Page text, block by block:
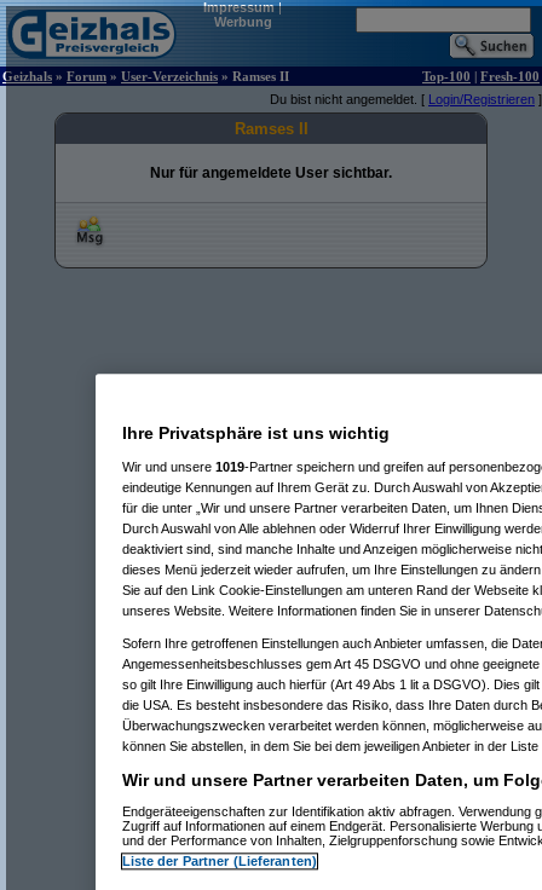
Impressum|
Werbung
Geizhals » Forum » User-Verzeichnis » Ramses II Top-100 | Fresh-100
Du bist nicht angemeldet. [ Login/Registrieren ]
Ramses II
Nur für angemeldete User sichtbar.
Ihre Privatsphäre ist uns wichtig
Wir und unsere 1019-Partner speichern und greifen auf
eindeutige Kennungen auf Ihrem Gerät zu. Durch Auswahl von
für die unter „Wir und unsere Partner verarbeiten Daten, um Ihnen
Durch Auswahl von Alle ablehnen oder Widerruf Ihrer Einwilligung
deaktiviert sind, sind manche Inhalte und Anzeigen möglicherweise
dieses Menü jederzeit wieder aufrufen, um Ihre Einstellungen zu
Sie auf den Link Cookie-Einstellungen am unteren Rand der Webseite
unseres Website. Weitere Informationen finden Sie in unserer
Sofern Ihre getroffenen Einstellungen auch Anbieter umfassen, die
Angemessenheitsbeschlusses gem Art 45 DSGVO und ohne
so gilt Ihre Einwilligung auch hierfür (Art 49 Abs 1 lit a DSGVO). Dies
die USA. Es besteht insbesondere das Risiko, dass Ihre Daten durch
Überwachungszwecken verarbeitet werden können, möglicherweise
können Sie abstellen, in dem Sie bei dem jeweiligen Anbieter in der
Wir und unsere Partner verarbeiten Daten, um
Endgeräteeigenschaften zur Identifikation aktiv abfragen. Verwendung
Zugriff auf Informationen auf einem Endgerät. Personalisierte Werbung
und der Performance von Inhalten, Zielgruppenforschung sowie
Liste der Partner (Lieferanten)